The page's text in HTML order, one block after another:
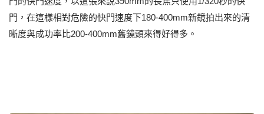
門，在這樣相對危險的快門速度下180-400mm新鏡拍出來的清
晰度與成功率比200-400mm舊鏡頭來得好得多。